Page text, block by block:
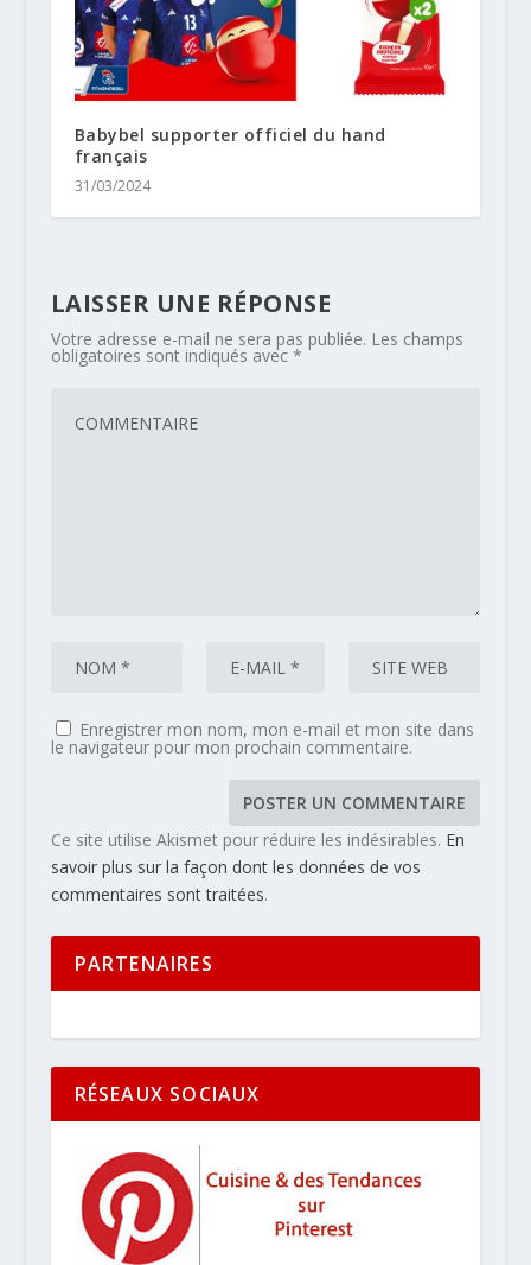
Babybel supporter officiel du hand
français
31/03/2024
LAISSER UNE RÉPONSE
Votre adresse e-mail ne sera pas publiée. Les champs
obligatoires sont indiqués avec *
Enregistrer mon nom, mon e-mail et mon site dans
le navigateur pour mon prochain commentaire.
Ce site utilise Akismet pour réduire les indésirables. En
savoir plus sur la façon dont les données de vos
commentaires sont traitées.
PARTENAIRES
RÉSEAUX SOCIAUX